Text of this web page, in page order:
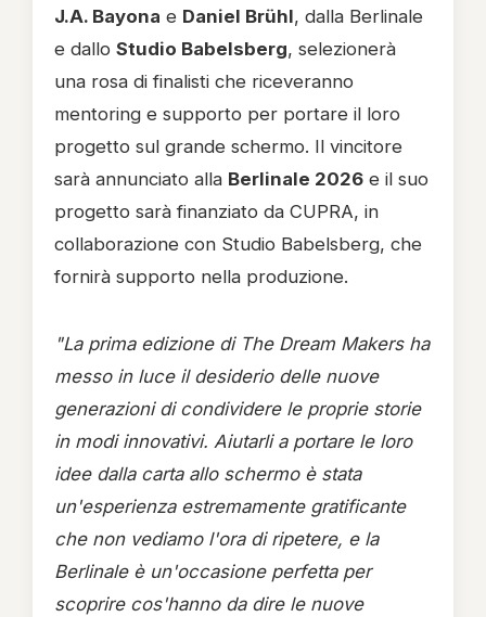
J.A. Bayona e Daniel Brühl, dalla Berlinale
e dallo Studio Babelsberg, selezionerà
una rosa di finalisti che riceveranno
mentoring e supporto per portare il loro
progetto sul grande schermo. Il vincitore
sarà annunciato alla Berlinale 2026 e il suo
progetto sarà finanziato da CUPRA, in
collaborazione con Studio Babelsberg, che
fornirà supporto nella produzione.
"La prima edizione di The Dream Makers ha
messo in luce il desiderio delle nuove
generazioni di condividere le proprie storie
in modi innovativi. Aiutarli a portare le loro
idee dalla carta allo schermo è stata
un'esperienza estremamente gratificante
che non vediamo l'ora di ripetere, e la
Berlinale è un'occasione perfetta per
scoprire cos'hanno da dire le nuove